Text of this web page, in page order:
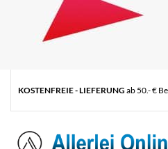
KOSTENFREIE - LIEFERUNG ab 50.- €